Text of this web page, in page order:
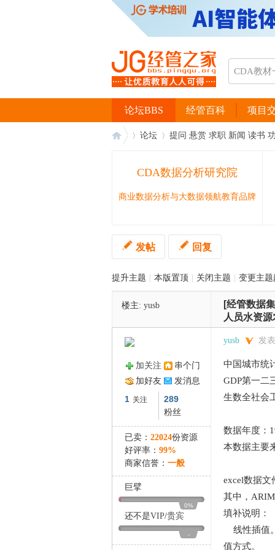
经管百科 项目
论坛BBS
论坛 提问 悬赏 求职 新闻 读书
CDA数据分析研究院
商业数据分析与大数据领航教育品牌
发帖 回复
提升主题 本版置顶 关闭主题 变更主题
楼主: yusb
[经管数据
人员水资
加关注
串个门
加好友
发消息
1 关注 289
粉丝
已卖： 22024份资源
好评率： 99%
商家信誉： 一般
巨擘
0%
还不是VIP/贵宾
-
yusb 发
中国城市统
GDP第一二
生数全社会
数据年度：
本数据主要
excel数据
其中，
填补说明：
线性插值
值方式。